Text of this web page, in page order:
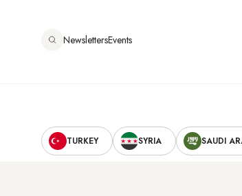
NewslettersEvents
navigation
Secondary
TURKEY SYRIA SAUDI